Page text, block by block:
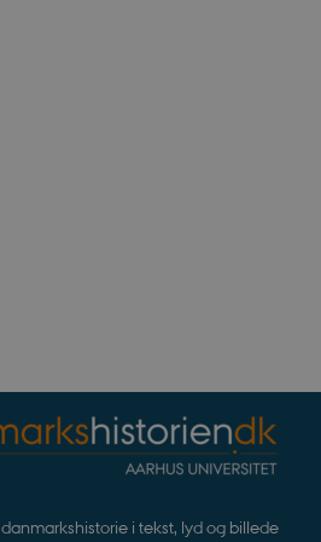
danmarkshistorie i tekst, lyd og billede